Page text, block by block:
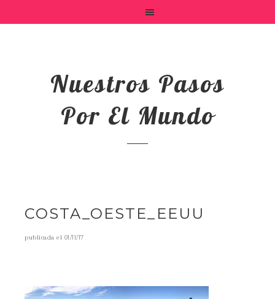
Nuestros Pasos
Por El Mundo
COSTA_OESTE_EEUU
publicada el 01/11/17